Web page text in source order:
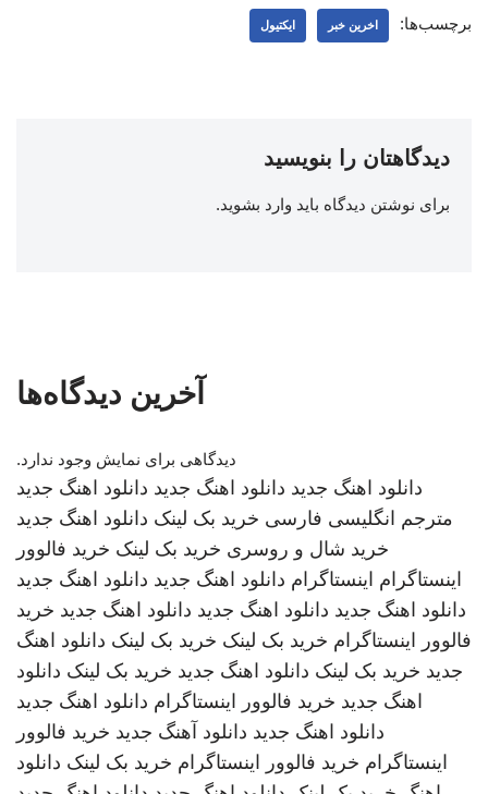
برچسب‌ها: اخرین خبر ایکتیول
دیدگاهتان را بنویسید
برای نوشتن دیدگاه باید وارد بشوید.
آخرین دیدگاه‌ها
دیدگاهی برای نمایش وجود ندارد.
دانلود اهنگ جدید دانلود اهنگ جدید دانلود اهنگ جدید
مترجم انگلیسی فارسی خرید بک لینک دانلود اهنگ جدید
خرید شال و روسری خرید بک لینک خرید فالوور
اینستاگرام اینستاگرام دانلود اهنگ جدید دانلود اهنگ جدید
دانلود اهنگ جدید دانلود اهنگ جدید دانلود اهنگ جدید خرید
فالوور اینستاگرام خرید بک لینک خرید بک لینک دانلود اهنگ
جدید خرید بک لینک دانلود اهنگ جدید خرید بک لینک دانلود
اهنگ جدید خرید فالوور اینستاگرام دانلود اهنگ جدید
دانلود اهنگ جدید دانلود آهنگ جدید خرید فالوور
اینستاگرام خرید فالوور اینستاگرام خرید بک لینک دانلود